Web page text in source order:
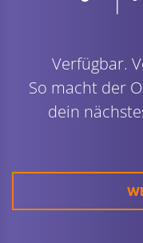
Verfügbar.
So macht der
dein